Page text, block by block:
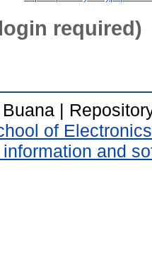
required)
|
of
information and